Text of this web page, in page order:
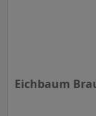
Eichbaum